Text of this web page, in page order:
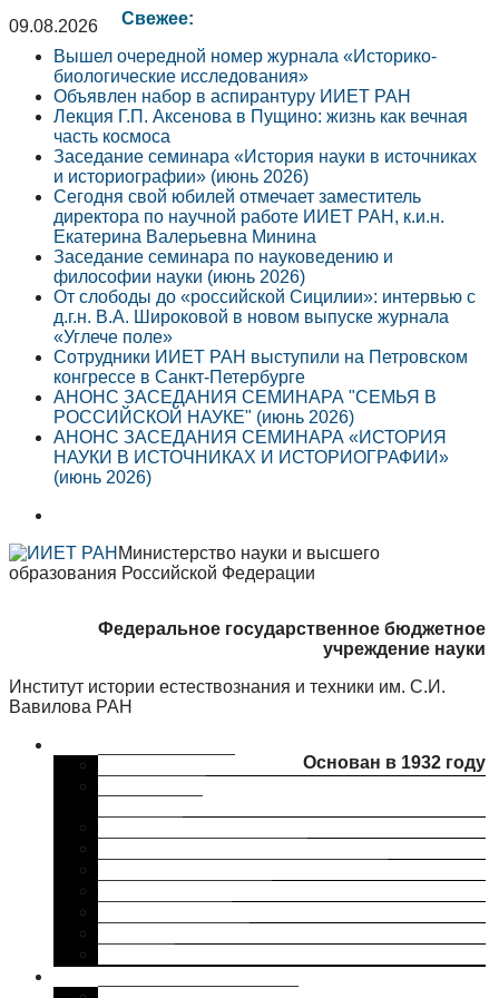
09.08.2026
Свежее:
Вышел очередной номер журнала «Историко-
биологические исследования»
Объявлен набор в аспирантуру ИИЕТ РАН
Лекция Г.П. Аксенова в Пущино: жизнь как вечная
часть космоса
Заседание семинара «История науки в источниках
и историографии» (июнь 2026)
Сегодня свой юбилей отмечает заместитель
директора по научной работе ИИЕТ РАН, к.и.н.
Екатерина Валерьевна Минина
Заседание семинара по науковедению и
философии науки (июнь 2026)
От слободы до «российской Сицилии»: интервью с
д.г.н. В.А. Широковой в новом выпуске журнала
«Углече поле»
Сотрудники ИИЕТ РАН выступили на Петровском
конгрессе в Санкт-Петербурге
АНОНС ЗАСЕДАНИЯ СЕМИНАРА "СЕМЬЯ В
РОССИЙСКОЙ НАУКЕ" (июнь 2026)
АНОНС ЗАСЕДАНИЯ СЕМИНАРА «ИСТОРИЯ
НАУКИ В ИСТОЧНИКАХ И ИСТОРИОГРАФИИ»
(июнь 2026)
Министерство науки и высшего
образования Российской Федерации
Федеральное государственное бюджетное
учреждение науки
Институт истории естествознания и техники им. С.И.
Вавилова РАН
Основан в 1932 году